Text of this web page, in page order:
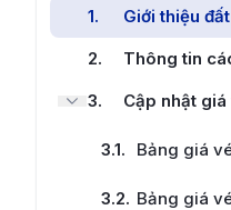
1.
Giới thiệu
2.
Thông tin
3. Cập nhật
3.1. Bảng giá
3.2. Bảng giá